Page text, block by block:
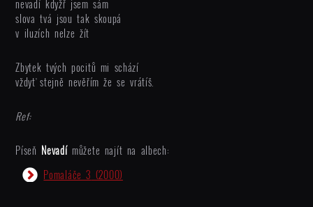
nevadí kdyžř jsem sám
slova tvá jsou tak skoupá
v iluzích nelze žít
Zbytek tvých pocitů mi schází
vždyť stejně nevěřím že se vrátíš.
Ref:
Píseň Nevadímůžete najít na albech:
Pomaláče 3 (2000)